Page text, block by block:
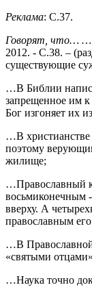
Реклама: С.37.
Говорят, что… …
2012. - С.38. –
существующие
…В Библии
запрещенное им
Бог изгоняет их
…В христианстве
поэтому
жилище;
…Православный
восьмиконечным
вверху. А
православным его
…В
«святыми
…Наука точно